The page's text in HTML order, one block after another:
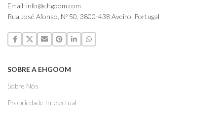
Email: info@ehgoom.com
Rua José Afonso, Nº 50, 3800-438 Aveiro, Portugal
SOBRE A EHGOOM
Sobre Nós
Propriedade Intelectual